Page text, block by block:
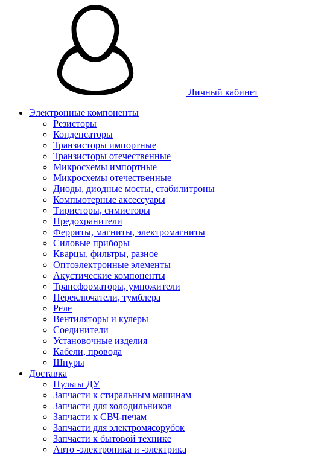
Личный кабинет
Электронные компоненты
Резисторы
Конденсаторы
Транзисторы импортные
Транзисторы отечественные
Микросхемы импортные
Микросхемы отечественные
Диоды, диодные мосты, стабилитроны
Компьютерные аксессуары
Тиристоры, симисторы
Предохранители
Ферриты, магниты, электромагниты
Силовые приборы
Кварцы, фильтры, разное
Оптоэлектронные элементы
Акустические компоненты
Трансформаторы, умножители
Переключатели, тумблера
Реле
Вентиляторы и кулеры
Соединители
Установочные изделия
Кабели, провода
Шнуры
Доставка
Пульты ДУ
Запчасти к стиральным машинам
Запчасти для холодильников
Запчасти к СВЧ-печам
Запчасти для электромясорубок
Запчасти к бытовой технике
Авто -электроника и -электрика